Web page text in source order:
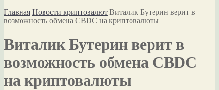
Главная Новости криптовалют Виталик Бутерин верит в
возможность обмена CBDC на криптовалюты
Виталик Бутерин верит в
возможность обмена CBDC
на криптовалюты